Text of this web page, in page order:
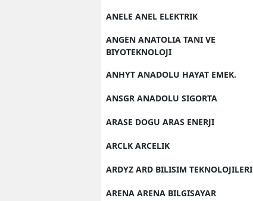
ANELE ANEL ELEKTRIK
ANGEN ANATOLIA TANI VE
BIYOTEKNOLOJI
ANHYT ANADOLU HAYAT EMEK.
ANSGR ANADOLU SIGORTA
ARASE DOGU ARAS ENERJI
ARCLK ARCELIK
ARDYZ ARD BILISIM TEKNOLOJILERI
ARENA ARENA BILGISAYAR